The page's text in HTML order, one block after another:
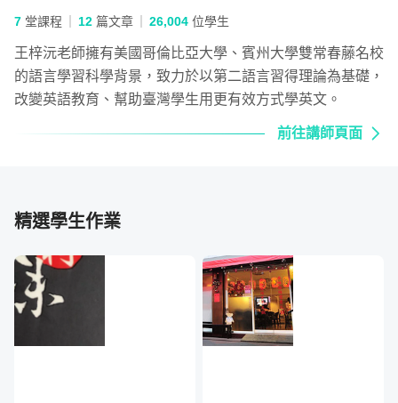
且當自己在學習第2章時,還沒上完就開始運用
它和美國同事們溝通,真的有感!! 學習進度因此
在第2章停了幾個幾個月有~
後來就乾脆把講義拿到影印店輸出印成一本黑
再把31段單元另外貼在一個表格裡方便安排
7 堂課程 12 篇文章 26,004 位學生
王梓沅老師擁有美國哥倫比亞大學、賓州大學雙常春藤名校
的語言學習科學背景，致力於以第二語言習得理論為基礎，
改變英語教育、幫助臺灣學生用更有效方式學英文。
前往講師頁面
精選學生作業